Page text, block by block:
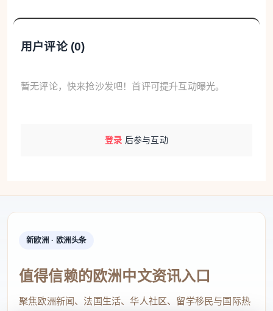
用户评论 (0)
暂无评论，快来抢沙发吧！首评可提升互动曝光。
登录 后参与互动
新欧洲 · 欧洲头条
值得信赖的欧洲中文资讯入口
聚焦欧洲新闻、法国生活、华人社区、留学移民与国际热